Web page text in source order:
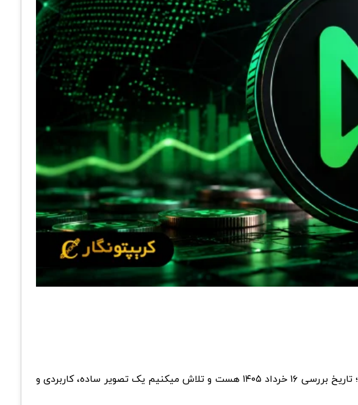
رایگان کریپتونگار، سراغ بررسی ارز دیجیتال NEAR Protocol میریم؛ تاریخ بررسی ۱۶ خرداد ۱۴۰۵ هست و تلاش میکنیم یک تصویر ساده، کاربردی و